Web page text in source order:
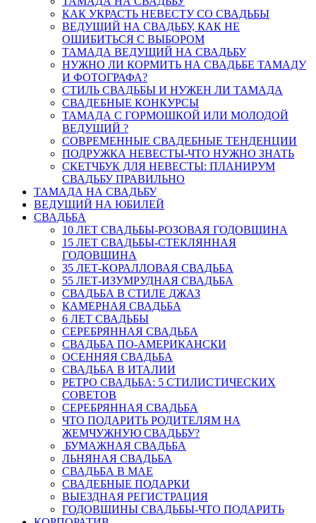
КАК УКРАСТЬ НЕВЕСТУ СО СВАДЬБЫ
ВЕДУЩИЙ НА СВАДЬБУ, КАК НЕ
ОШИБИТЬСЯ С ВЫБОРОМ
ТАМАДА ВЕДУЩИЙ НА СВАДЬБУ
НУЖНО ЛИ КОРМИТЬ НА СВАДЬБЕ ТАМАДУ
И ФОТОГРАФА?
СТИЛЬ СВАДЬБЫ И НУЖЕН ЛИ ТАМАДА
СВАДЕБНЫЕ КОНКУРСЫ
ТАМАДА С ГОРМОШКОЙ ИЛИ МОЛОДОЙ
ВЕДУЩИЙ ?
СОВРЕМЕННЫЕ СВАДЕБНЫЕ ТЕНДЕНЦИИ
ПОДРУЖКА НЕВЕСТЫ-ЧТО НУЖНО ЗНАТЬ
СКЕТЧБУК ДЛЯ НЕВЕСТЫ: ПЛАНИРУМ
СВАДЬБУ ПРАВИЛЬНО
ТАМАДА НА СВАДЬБУ
ВЕДУЩИЙ НА ЮБИЛЕЙ
СВАДЬБА
10 ЛЕТ СВАДЬБЫ-РОЗОВАЯ ГОДОВЩИНА
15 ЛЕТ СВАДЬБЫ-СТЕКЛЯННАЯ
ГОДОВЩИНА
35 ЛЕТ-КОРАЛЛОВАЯ СВАДЬБА
55 ЛЕТ-ИЗУМРУДНАЯ СВАДЬБА
СВАДЬБА В СТИЛЕ ДЖАЗ
КАМЕРНАЯ СВАДЬБА
6 ЛЕТ СВАДЬБЫ
СЕРЕБРЯННАЯ СВАДЬБА
СВАДЬБА ПО-АМЕРИКАНСКИ
ОСЕННЯЯ СВАДЬБА
СВАДЬБА В ИТАЛИИ
РЕТРО СВАДЬБА: 5 СТИЛИСТИЧЕСКИХ
СОВЕТОВ
СЕРЕБРЯННАЯ СВАДЬБА
ЧТО ПОДАРИТЬ РОДИТЕЛЯМ НА
ЖЕМЧУЖНУЮ СВАДЬБУ?
БУМАЖНАЯ СВАДЬБА
ЛЬНЯНАЯ СВАДЬБА
СВАДЬБА В МАЕ
СВАДЕБНЫЕ ПОДАРКИ
ВЫЕЗДНАЯ РЕГИСТРАЦИЯ
ГОДОВЩИНЫ СВАДЬБЫ-ЧТО ПОДАРИТЬ